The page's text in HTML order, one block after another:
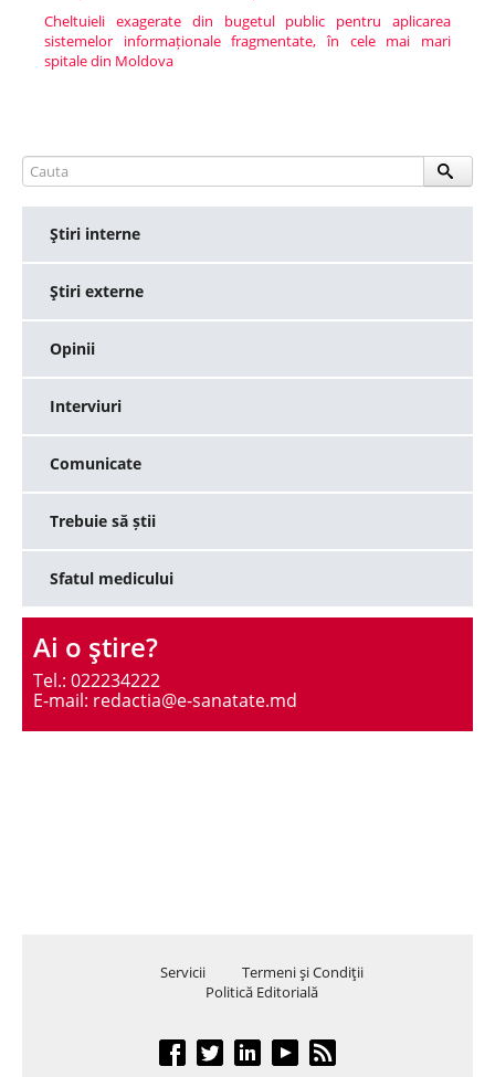
Cheltuieli exagerate din bugetul public pentru aplicarea
sistemelor informaționale fragmentate, în cele mai mari
spitale din Moldova
Ştiri interne
Ştiri externe
Opinii
Interviuri
Comunicate
Trebuie să știi
Sfatul medicului
Ai o ştire?
Tel.: 022234222
E-mail: redactia@e-sanatate.md
Servicii
Termeni şi Condiţii
Politică Editorială